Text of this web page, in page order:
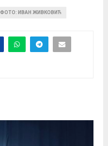
ФОТО: ИВАН ЖИВКОВИЋ